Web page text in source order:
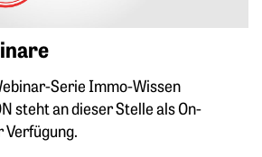
Serie Immo-Wissen
steht an dieser Stelle als On-
Verfügung.